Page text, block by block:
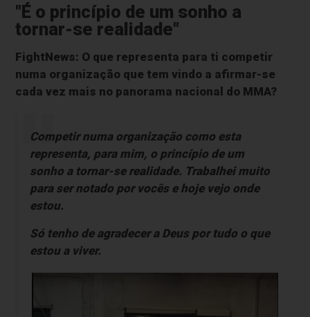
"É o princípio de um sonho a
tornar-se realidade"
FightNews: O que representa para ti competir
numa organização que tem vindo a afirmar-se
cada vez mais no panorama nacional do MMA?
Competir numa organização como esta
representa, para mim, o princípio de um
sonho a tornar-se realidade. Trabalhei muito
para ser notado por vocês e hoje vejo onde
estou.
Só tenho de agradecer a Deus por tudo o que
estou a viver.